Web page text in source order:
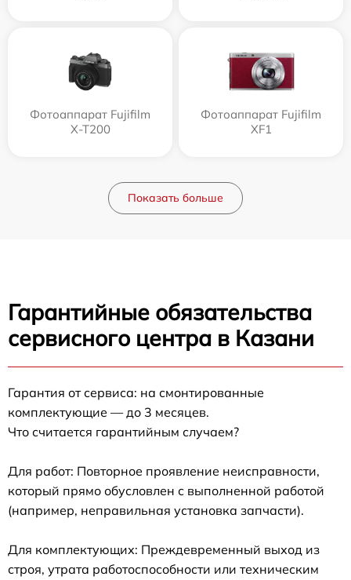
Фотоаппарат Fujifilm
X-T200
Фотоаппарат Fujifilm
XF1
Показать больше
Гарантийные обязательства
сервисного центра в Казани
Гарантия от сервиса: на смонтированные
комплектующие — до 3 месяцев.
Что считается гарантийным случаем?
Для работ: Повторное проявление неисправности,
который прямо обусловлен с выполненной работой
(например, неправильная установка запчасти).
Для комплектующих: Преждевременный выход из
строя, утрата работоспособности или техническим